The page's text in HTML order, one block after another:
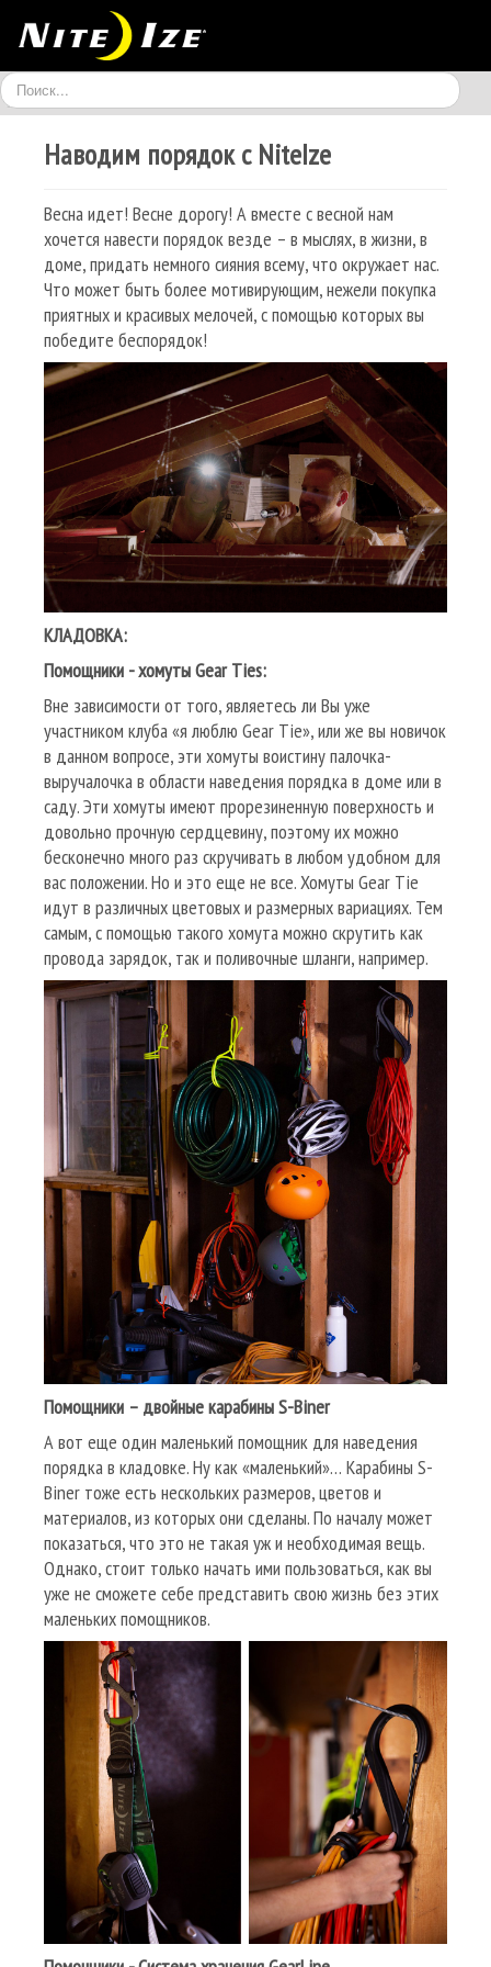
Искать...
МОБИЛЬНЫЕ КРЕПЕЖИ
ВЕЛО
ФИТНЕС
ЖИВОТНЫЕ
ИГРЫ
ПУТЕШЕСТВИЯ
АРХИВ
Наводим порядок с NiteIze
Весна идет! Весне дорогу! А вместе с весной нам
хочется навести порядок везде – в мыслях, в жизни, в
доме, придать немного сияния всему, что окружает нас.
Что может быть более мотивирующим, нежели покупка
приятных и красивых мелочей, с помощью которых вы
победите беспорядок!
КЛАДОВКА:
Помощники - хомутыGear Ties:
Вне зависимости от того, являетесь ли Вы уже
участником клуба «я люблю Gear Tie», или же вы новичок
в данном вопросе, эти хомуты воистину палочка-
выручалочка в области наведения порядка в доме или в
саду. Эти хомуты имеют прорезиненную поверхность и
довольно прочную сердцевину, поэтому их можно
бесконечно много раз скручивать в любом удобном для
вас положении. Но и это еще не все. Хомуты Gear Tie
идут в различных цветовых и размерных вариациях. Тем
самым, с помощью такого хомута можно скрутить как
провода зарядок, так и поливочные шланги, например.
Помощники – двойные карабиныS-Biner
А вот еще один маленький помощник для наведения
порядка в кладовке. Ну как «маленький»… Карабины S-
Biner тоже есть нескольких размеров, цветов и
материалов, из которых они сделаны. По началу может
показаться, что это не такая уж и необходимая вещь.
Однако, стоит только начать ими пользоваться, как вы
уже не сможете себе представить свою жизнь без этих
маленьких помощников.